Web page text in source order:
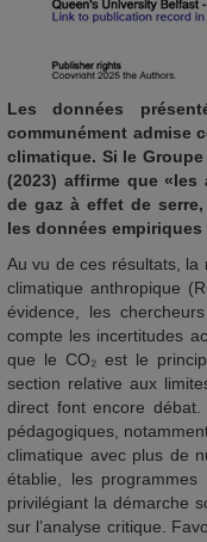
Les données
communément admise
climatique. Si le
(2023) affirme que
de gaz à effet de
les données
Au vu de ces résultats, la
climatique anthropique
évidence, les
compte les incertitudes
que le CO₂ est le
section relative aux
direct font encore débat.
pédagogiques,
climatique avec plus de
établie, les
privilégiant la démarche
sur l’analyse critique.